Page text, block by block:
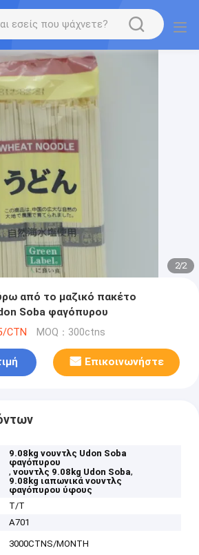
2/2
από το μαζικό πακέτο
Soba φαγόπυρου
CTN MOQ：300ctns
Επικοινωνήστε
9.08kg νουντλς Udon Soba
φαγόπυρου
,νουντλς 9.08kg Udon Soba,
9.08kg ιαπωνικά νουντλς
φαγόπυρου ύφους
T/T
A701
3000CTNS/MONTH